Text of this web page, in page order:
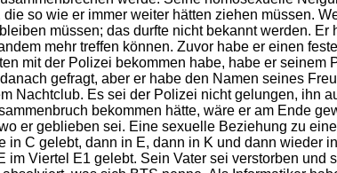
so wie er immer weiter hätten ziehen müssen.
müssen; das durfte nicht bekannt werden.
mehr treffen können. Zuvor habe er einen
mit der Polizei bekommen habe, habe er
gefragt, aber er habe den Namen seines
Nachtclub. Es sei der Polizei nicht gelungen, ihn
bekommen hätte, wäre er am Ende
er geblieben sei. Eine sexuelle Beziehung zu
in C gelebt, dann in E, dann in K und dann wieder
im Viertel E1 gelebt. Sein Vater sei verstorben